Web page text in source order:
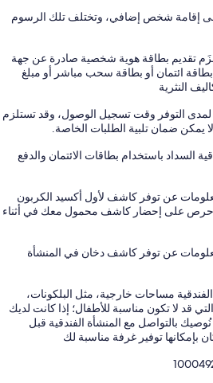
إقامة شخص إضافي، وتختلف تلك الرسوم
تقديم بطاقة هوية شخصية صادرة عن جهة
ائتمان أو بطاقة سحب مباشر أو مبلغ
النثرية
التوفر وقت تسجيل الوصول، وقد تستلزم
يمكن ضمان تلبية الطلبات الخاصة.
السداد باستخدام بطاقات الائتمان والدفع
عن توفر كاشف لأول أكسيد الكربون
احرص على إحضار كاشف محمول معك في أثناء
عن توفر كاشف دخان في المنشأة
مساحات خارجية، مثل البلكونات،
قد لا تكون مناسبة للأطفال؛ إذا كانت لديك
بالتواصل مع المنشأة الفندقية قبل
بإمكانها توفير غرفة مناسبة لك